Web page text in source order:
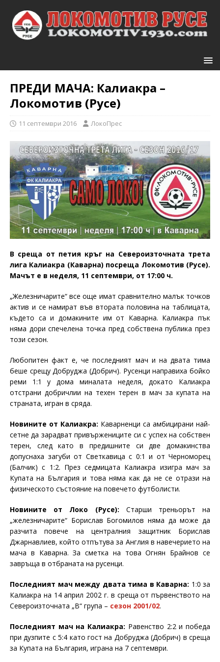
ПРЕДИ МАЧА: Калиакра –
Локомотив (Русе)
11 септември 2016 ЛокоПрес
В среща от петия кръг на Североизточната трета
лига Калиакра (Каварна) посреща Локомотив (Русе).
Мачът е в неделя, 11 септември, от 17:00 ч.
„Железничарите“ все още имат сравнително малък точков
актив и се намират във втората половина на таблицата,
където са и домакините им от Каварна. Калиакра пък
няма дори спечелена точка пред собствена публика през
този сезон.
Любопитен факт е, че последният мач и на двата тима
беше срещу Добруджа (Добрич). Русенци направиха бойко
реми 1:1 у дома миналата неделя, докато Калиакра
отстрани добричлии на техен терен в мач за купата на
страната, игран в сряда.
Новините от Калиакра: Каварненци са амбицирани най-
сетне да зарадват привържениците си с успех на собствен
терен, след като в предишните си две домакинства
допуснаха загуби от Светкавица с 0:1 и от Черноморец
(Балчик) с 1:2. През седмицата Калиакра изигра мач за
Купата на България и това няма как да не се отрази на
физическото състояние на повечето футболисти.
Новините от Локо (Русе): Старши треньорът на
„железничарите“ Борислав Богомилов няма да може да
разчита повече на централния защитник Борислав
Джарнавлиев, който отпътува за Англия в навечерието на
мача в Каварна. За сметка на това Огнян Брайнов се
завръща в отбраната на русенци.
Последният мач между двата тима в Каварна: 1:0 за
Калиакра на 14 април 2002 г. в среща от първенството на
Североизточната „В“ група – сезон 2001/02.
Последният мач на Калиакра: Равенство 2:2 и победа
при дузпите с 5:4 като гост на Добруджа (Добрич) в среща
за Купата на България, играна на 7 септември.